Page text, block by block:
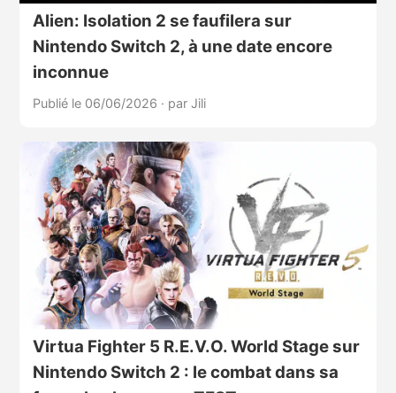
Alien: Isolation 2 se faufilera sur
Nintendo Switch 2, à une date encore
inconnue
Publié le 06/06/2026 · par Jili
Virtua Fighter 5 R.E.V.O. World Stage sur
Nintendo Switch 2 : le combat dans sa